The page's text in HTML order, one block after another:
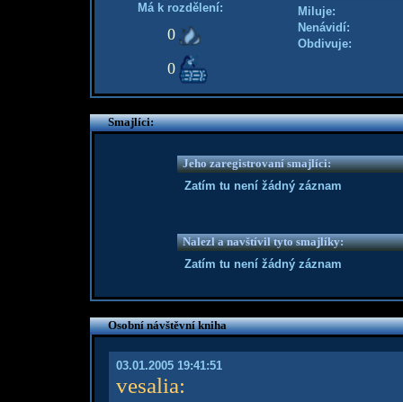
Má k rozdělení:
0
0
Miluje:
Nenávidí:
Obdivuje:
Smajlíci:
Jeho zaregistrovaní smajlíci:
Zatím tu není žádný záznam
Nalezl a navštívil tyto smajlíky:
Zatím tu není žádný záznam
Osobní návštěvní kniha
03.01.2005 19:41:51
vesalia: